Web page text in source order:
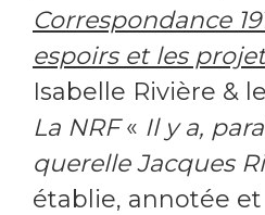
Correspondance
espoirs et les
Isabelle Rivière &
La NRF« Il y a,
querelle Jacques
établie, annotée